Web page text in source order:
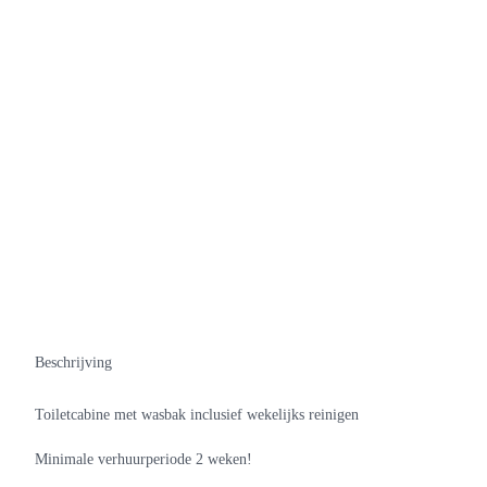
Beschrijving
Toiletcabine met wasbak inclusief wekelijks reinigen
Minimale verhuurperiode 2 weken!